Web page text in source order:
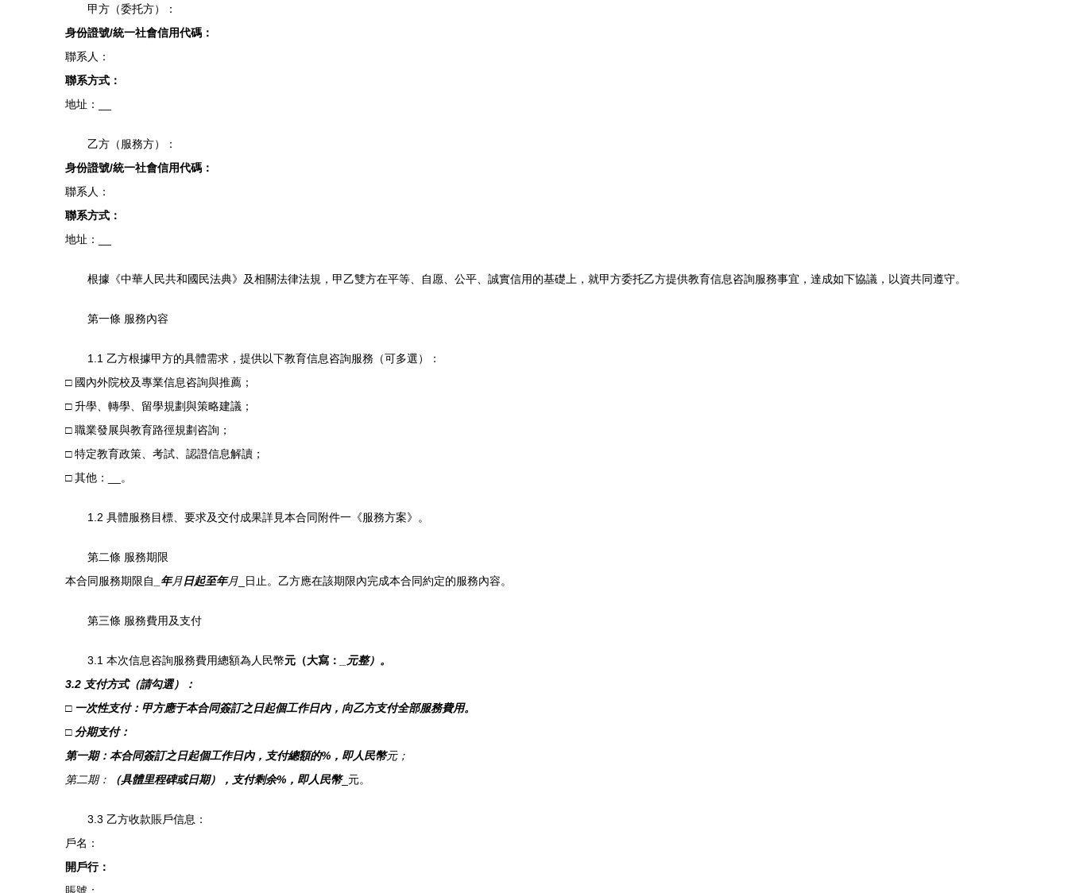
甲方（委托方）：
身份證號/統一社會信用代碼：
聯系人：
聯系方式：
地址：
乙方（服務方）：
身份證號/統一社會信用代碼：
聯系人：
聯系方式：
地址：
根據《中華人民共和國民法典》及相關法律法規，甲乙雙方在平等、自愿、公平、誠實信用的基礎上，就甲方委托乙方提供教育信息咨詢服務事宜，達成如下協議，以資共同遵守。
第一條 服務內容
1.1 乙方根據甲方的具體需求，提供以下教育信息咨詢服務（可多選）：
□ 國內外院校及專業信息咨詢與推薦；
□ 升學、轉學、留學規劃與策略建議；
□ 職業發展與教育路徑規劃咨詢；
□ 特定教育政策、考試、認證信息解讀；
□ 其他：
__。
1.2 具體服務目標、要求及交付成果詳見本合同附件一《服務方案》。
第二條 服務期限
本合同服務期限自
_年月日起至年月 _日止。乙方應在該期限內完成本合同約定的服務內容。
第三條 服務費用及支付
3.1 本次信息咨詢服務費用總額為人民幣元（大寫：
_元整）。
3.2 支付方式（請勾選）：
□ 一次性支付：甲方應于本合同簽訂之日起個工作日內，向乙方支付全部服務費用。
□ 分期支付：
第一期：本合同簽訂之日起個工作日內，支付總額的%，即人民幣元；
第二期：
（具體里程碑或日期），支付剩余%，即人民幣_元。
3.3 乙方收款賬戶信息：
戶名：
開戶行：